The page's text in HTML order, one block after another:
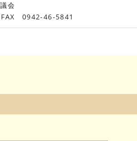
会
0942-46-5841